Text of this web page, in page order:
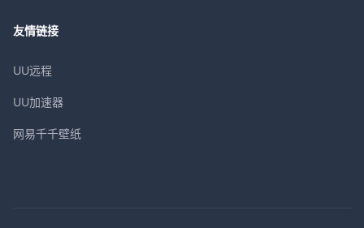
友情链接
UU远程
UU加速器
网易千千壁纸